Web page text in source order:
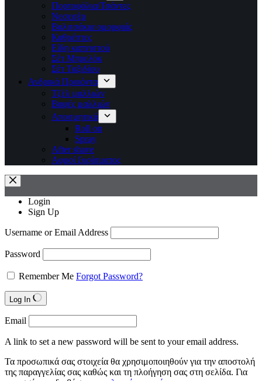
Πορτοφόλια/Τσάντες
Νεσεσέρ
Βαλιτσάκια ομορφιάς
Καθρέπτες
Είδη καπνιστού
Σέτ Μπρελόκ
Σέτ Ταξιδίου
Ανδρικά Προιόντα
Τζέλ μαλλιών
Βαφές μαλλιών
Αποσμητικά
Roll on
Spray
After shave
Αφροί ξυρίσματος
Login
Sign Up
Username or Email Address
Password
Remember Me Forgot Password?
Log In
Email
A link to set a new password will be sent to your email address.
Τα προσωπικά σας στοιχεία θα χρησιμοποιηθούν για την αποστολή
της παραγγελίας σας καθώς και τη πλοήγηση σας στη σελίδα. Για